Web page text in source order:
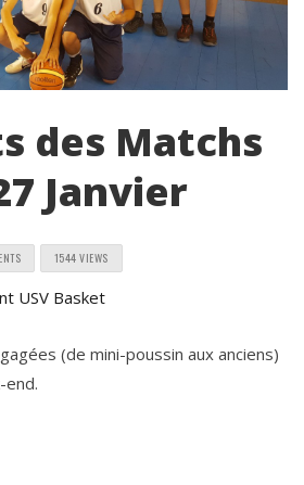
des Matchs
Janvier
1544 VIEWS
USV Basket
(de mini-poussin aux anciens)
end.